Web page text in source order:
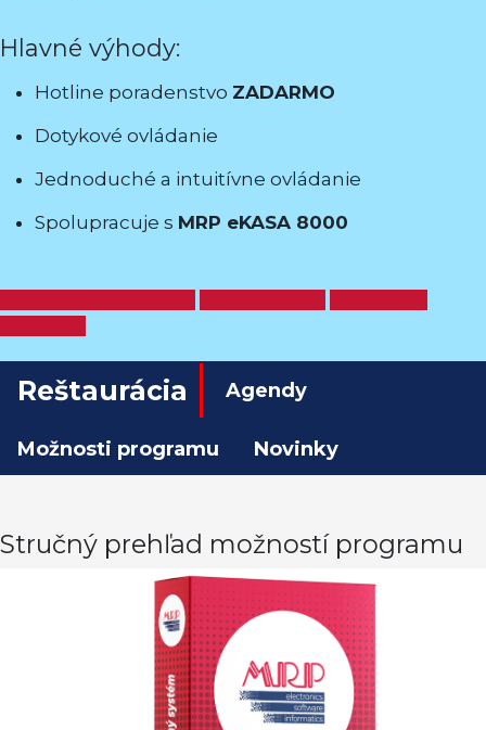
Hlavné výhody:
Hotline poradenstvo ZADARMO
Dotykové ovládanie
Jednoduché a intuitívne ovládanie
Spolupracuje s MRP eKASA 8000
Reštaurácia Agendy
Možnosti programu Novinky
Stručný prehľad možností programu